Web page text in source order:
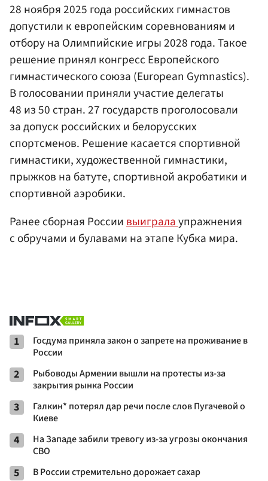
28 ноября 2025 года российских гимнастов
допустили к европейским соревнованиям и
отбору на Олимпийские игры 2028 года. Такое
решение принял конгресс Европейского
гимнастического союза (European Gymnastics).
В голосовании приняли участие делегаты
48 из 50 стран. 27 государств проголосовали
за допуск российских и белорусских
спортсменов. Решение касается спортивной
гимнастики, художественной гимнастики,
прыжков на батуте, спортивной акробатики и
спортивной аэробики.
Ранее сборная Россиивыигралаупражнения
с обручами и булавами на этапе Кубка мира.
1
Госдума приняла закон о запрете на проживание в
России
2
Рыбоводы Армении вышли на протесты из-за
закрытия рынка России
3
Галкин* потерял дар речи после слов Пугачевой о
Киеве
4
На Западе забили тревогу из-за угрозы окончания
СВО
5 В России стремительно дорожает сахар